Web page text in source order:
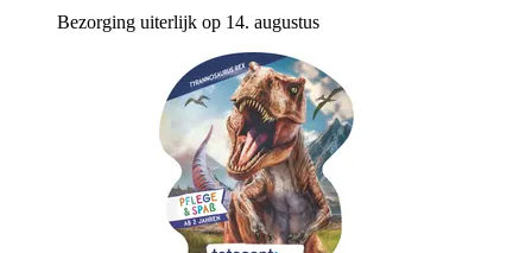
Bezorging uiterlijk op 14. augustus